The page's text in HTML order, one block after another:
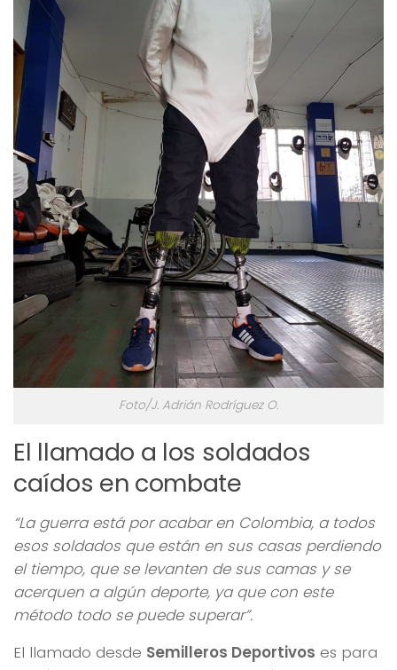
Foto/J. Adrián Rodríguez O.
El llamado a los soldados
caídos en combate
“La guerra está por acabar en Colombia, a todos
esos soldados que están en sus casas perdiendo
el tiempo, que se levanten de sus camas y se
acerquen a algún deporte, ya que con este
método todo se puede superar”.
El llamado desde Semilleros Deportivos es para